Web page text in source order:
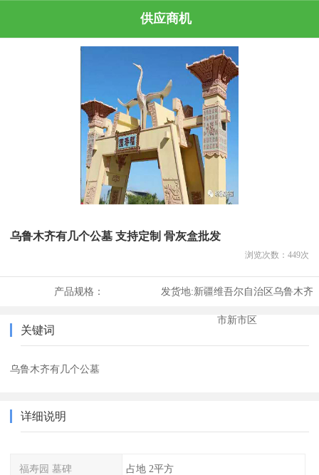
供应商机
乌鲁木齐有几个公墓 支持定制 骨灰盒批发
浏览次数： 449次
产品规格： 发货地:新疆维吾尔自治区乌鲁木齐
市新市区
关键词
乌鲁木齐有几个公墓
详细说明
福寿园 墓碑 占地 2平方